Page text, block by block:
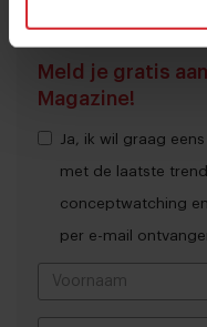
Meld je gratis
Magazine!
Ja, ik wil graag
met de laatste
conceptwatching
per e-mail